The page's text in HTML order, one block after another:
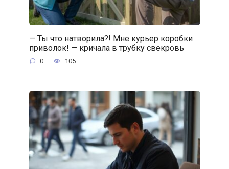
— Ты что натворила?! Мне курьер коробки
приволок! — кричала в трубку свекровь
0 105